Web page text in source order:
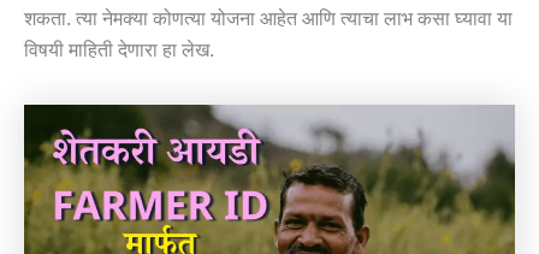
शकता. त्या नेमक्या कोणत्या योजना आहेत आणि त्याचा लाभ कसा घ्यावा या
विषयी माहिती देणारा हा लेख.